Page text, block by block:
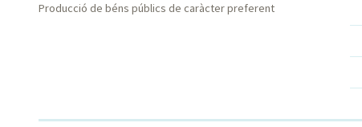
Producció de béns públics de caràcter preferent